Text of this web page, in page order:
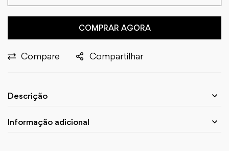
COMPRAR AGORA
Compare Compartilhar
Descrição
Informação adicional